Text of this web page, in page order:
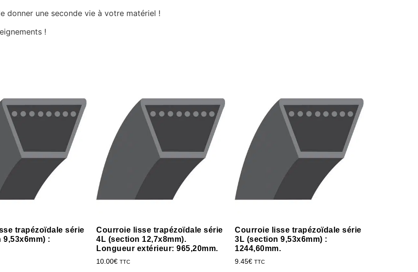
donner une seconde vie à votre matériel !
!
trapézoïdale série
:
Courroie lisse trapézoïdale série
4L (section 12,7x8mm).
Longueur extérieur: 965,20mm.
10.00€ TTC
Courroie lisse trapézoïdale série
3L (section 9,53x6mm) :
1244,60mm.
9.45€ TTC